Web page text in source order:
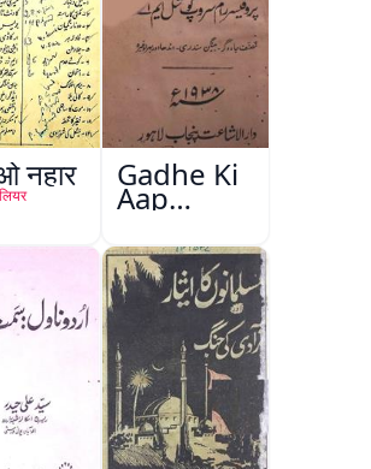
नहार Gadhe Ki
Aap
Beetee